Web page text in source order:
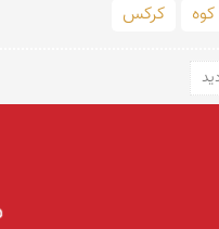
کوه کرکس